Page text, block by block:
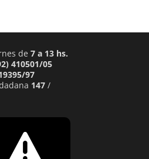
de 7 a 13 hs.
410501/05
97
147/
